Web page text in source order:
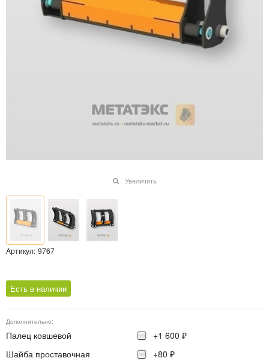
Увеличить
Артикул: 9767
Есть в наличии
Дополнительно:
Палец ковшевой
+1 600 ₽
Шайба проставочная
+80 ₽